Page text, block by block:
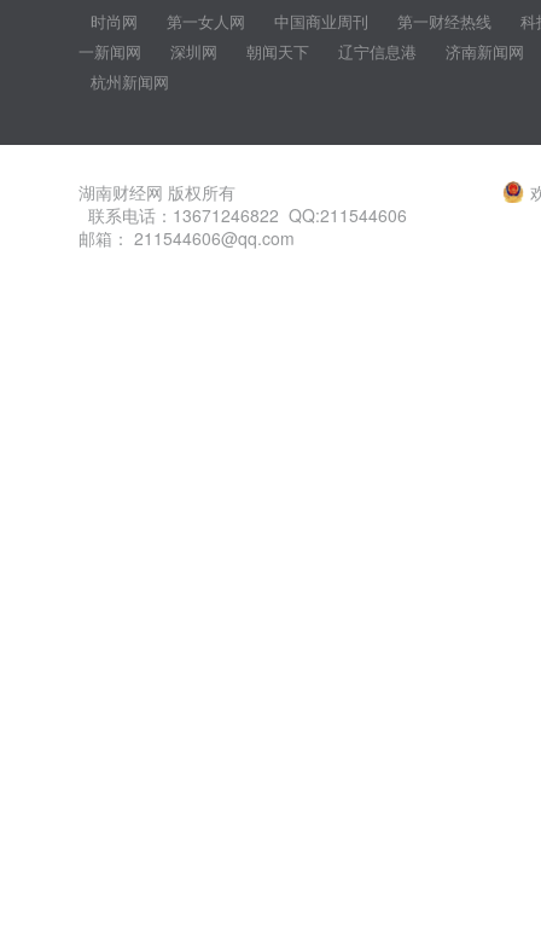
时尚网 第一女人网 中国商业周刊 第一财经热线
科
一新闻网
深圳网 朝闻天下 辽宁信息港
济南新闻网
杭州新闻网
湖南财经网 版权所有
联系电话：13671246822 QQ:211544606
邮箱： 211544606@qq.com